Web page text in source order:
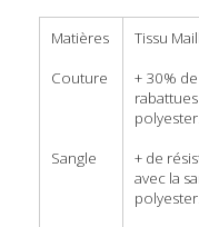
Matières
Tissu
Couture
+ 30%
polyester.
Sangle
+ de
avec la
polyester.